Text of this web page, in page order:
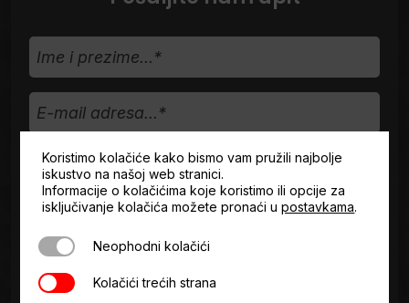
Ime
prezime...
E-
adresa...
Telefon
Vrsta
upita
Opišite
svoje
Koristimo kolačiće kako bismo vam pružili najbolje
iskustvo na našoj web stranici.
Informacije o kolačićima koje koristimo ili opcije za
isključivanje kolačića možete pronaći upostavkama.
Neophodni kolačići
Neophodni kolačići
Kolačići trećih strana
Kolačići trećih strana